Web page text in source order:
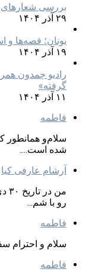
بررسی شعارهای
۲۹ آذر ۱۴۰۴
یونان؛ قصه‌ها و
۱۹ آذر ۱۴۰۴
رادیو چمدون
گرفته»
۱۱ آذر ۱۴۰۴
فاطمه
سلام‌و
شده است....
آرشام عارفی کیا
رو با شم...
فاطمه
سلام و احترام سفازش شما ۴
فاطمه